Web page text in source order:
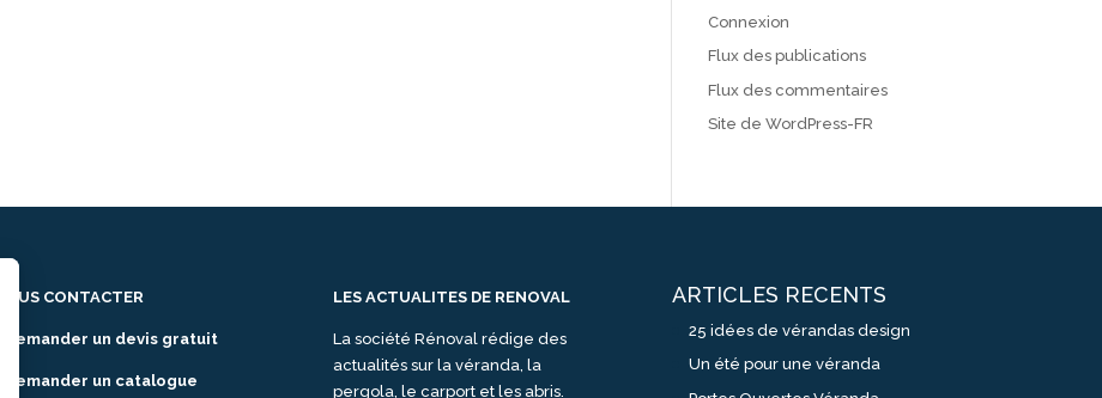
Connexion
Flux des publications
Flux des commentaires
Site de WordPress-FR
NOUS CONTACTER
> Demander un devis gratuit
> Demander un catalogue
LES ACTUALITES DE RENOVAL
La société Rénoval rédige des
actualités sur la véranda, la
pergola, le carport et les abris.
ARTICLES RECENTS
25 idées de vérandas design
Un été pour une véranda